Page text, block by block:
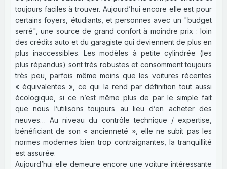
toujours faciles à trouver. Aujourd’hui encore elle est pour
certains foyers, étudiants, et personnes avec un "budget
serré", une source de grand confort à moindre prix : loin
des crédits auto et du garagiste qui deviennent de plus en
plus inaccessibles. Les modèles à petite cylindrée (les
plus répandus) sont très robustes et consomment toujours
très peu, parfois même moins que les voitures récentes
« équivalentes », ce qui la rend par définition tout aussi
écologique, si ce n’est même plus de par le simple fait
que nous l’utilisons toujours au lieu d’en acheter des
neuves… Au niveau du contrôle technique / expertise,
bénéficiant de son « ancienneté », elle ne subit pas les
normes modernes bien trop contraignantes, la tranquillité
est assurée.
Aujourd’hui elle demeure encore une voiture intéressante